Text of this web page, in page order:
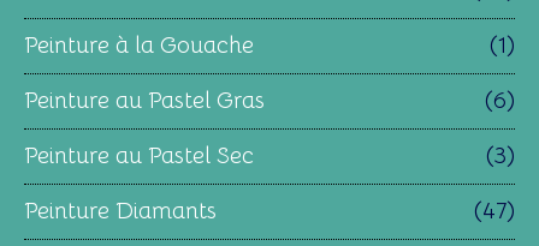
Peinture à la Gouache
(1)
Peinture au Pastel Gras
(6)
Peinture au Pastel Sec
(3)
Peinture Diamants
(47)